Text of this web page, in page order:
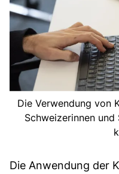
Die Verwendung von
Schweizerinnen
Die Anwendung der